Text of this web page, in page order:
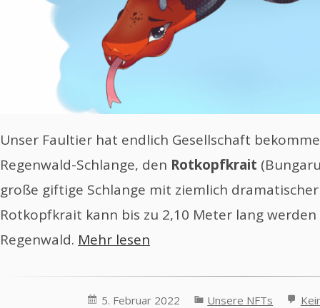
Unser Faultier hat endlich Gesellschaft
Regenwald-Schlange, den Rotkopfkrait
große giftige Schlange mit ziemlich
Rotkopfkrait kann bis zu 2,10 Meter lang
Regenwald. Mehr lesen
5. Februar 2022 Unsere NFTs